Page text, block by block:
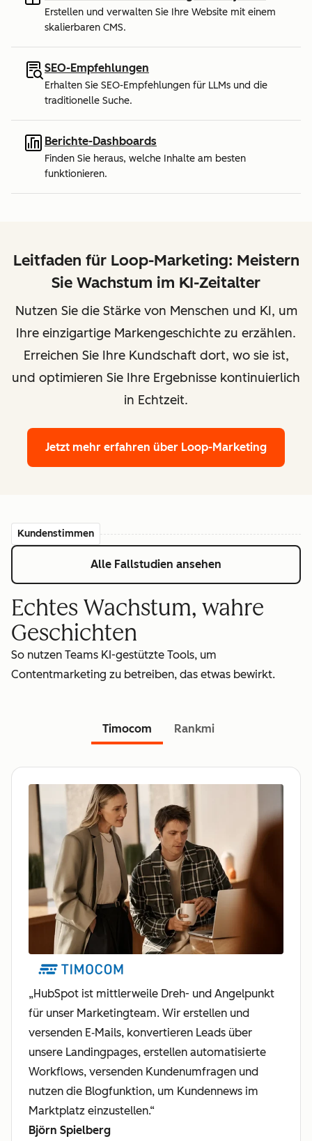
Erstellen und verwalten Sie Ihre Website mit einem
skalierbaren CMS.
SEO-Empfehlungen
Erhalten Sie SEO-Empfehlungen für LLMs und die
traditionelle Suche.
Berichte-Dashboards
Finden Sie heraus, welche Inhalte am besten
funktionieren.
Leitfaden für Loop-Marketing: Meistern
Sie Wachstum im KI-Zeitalter
Nutzen Sie die Stärke von Menschen und KI, um
Ihre einzigartige Markengeschichte zu erzählen.
Erreichen Sie Ihre Kundschaft dort, wo sie ist,
und optimieren Sie Ihre Ergebnisse kontinuierlich
in Echtzeit.
Jetzt mehr erfahren über Loop-Marketing
Kundenstimmen
Alle Fallstudien ansehen
Echtes Wachstum, wahre
Geschichten
So nutzen Teams KI-gestützte Tools, um
Contentmarketing zu betreiben, das etwas bewirkt.
Timocom Rankmi
„HubSpot ist mittlerweile Dreh- und Angelpunkt
für unser Marketingteam. Wir erstellen und
versenden E‑Mails, konvertieren Leads über
unsere Landingpages, erstellen automatisierte
Workflows, versenden Kundenumfragen und
nutzen die Blogfunktion, um Kundennews im
Marktplatz einzustellen.“
Björn Spielberg